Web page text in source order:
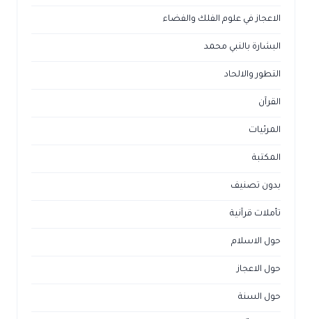
الاعجاز في علوم الفلك والفضاء
البشارة بالنبي محمد
التطور والالحاد
القرآن
المرئيات
المكتبة
بدون تصنيف
تأملات قرآنية
حول الاسلام
حول الاعجاز
حول السنة